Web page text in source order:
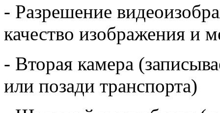
- Разрешение
качество изображения и
- Вторая камера
или позади транспорта)